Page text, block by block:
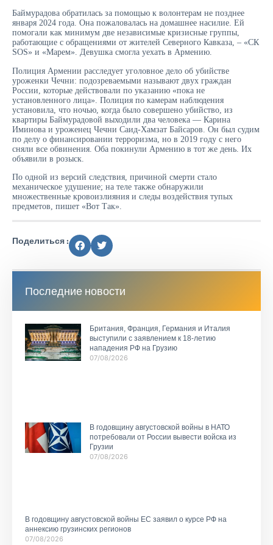
Баймурадова обратилась за помощью к волонтерам не позднее
января 2024 года. Она пожаловалась на домашнее насилие. Ей
помогали как минимум две независимые кризисные группы,
работающие с обращениями от жителей Северного Кавказа, – «СК
SOS» и «Марем». Девушка смогла уехать в Армению.
Полиция Армении расследует уголовное дело об убийстве
уроженки Чечни: подозреваемыми называют двух граждан
России, которые действовали по указанию «пока не
установленного лица». Полиция по камерам наблюдения
установила, что ночью, когда было совершено убийство, из
квартиры Баймурадовой выходили два человека — Карина
Иминова и уроженец Чечни Саид-Хамзат Байсаров. Он был судим
по делу о финансировании терроризма, но в 2019 году с него
сняли все обвинения. Оба покинули Армению в тот же день. Их
объявили в розыск.
По одной из версий следствия, причиной смерти стало
механическое удушение; на теле также обнаружили
множественные кровоизлияния и следы воздействия тупых
предметов, пишет «Вот Так».
Поделиться :
Последние новости
Британия, Франция, Германия и Италия
выступили с заявлением к 18-летию
нападения РФ на Грузию
07/08/2026
В годовщину августовской войны в НАТО
потребовали от России вывести войска из
Грузии
07/08/2026
В годовщину августовской войны ЕС заявил о курсе РФ на
аннексию грузинских регионов
07/08/2026